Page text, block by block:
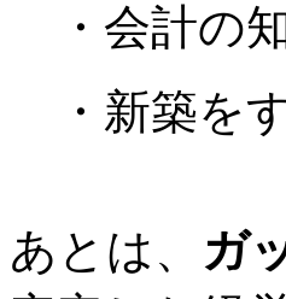
・会計の
・新築を
あとは、 ガ